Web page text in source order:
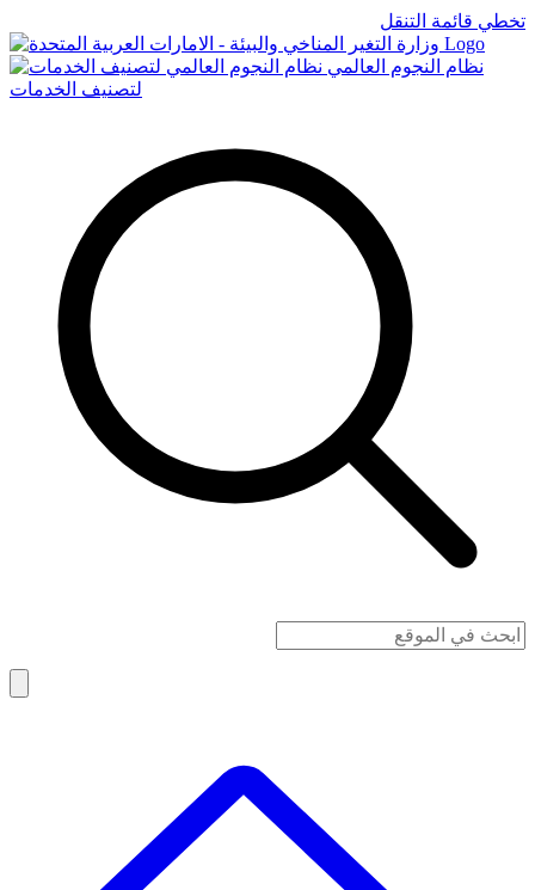
تخطي قائمة التنقل
Logo
نظام النجوم العالمي
لتصنيف الخدمات